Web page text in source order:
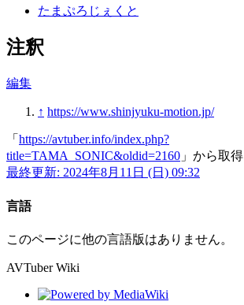
たまぷろじぇくと
注釈
編集
↑ https://www.shinjyuku-motion.jp/
「 https://avtuber.info/index.php?
title=TAMA_SONIC&oldid=2160 」から取得
最終更新: 2024年8月11日 (日) 09:32
言語
このページに他の言語版はありません。
AVTuber Wiki